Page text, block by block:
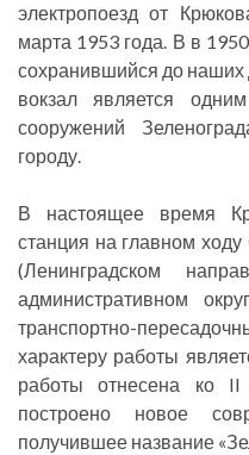
электропоезд от
марта 1953 года. В в
сохранившийся до наших
вокзал является
сооружений
городу.
В настоящее время
станция на главном
(Ленинградском
административном
транспортно-
характеру работы
работы отнесена ко
построено новое
получившее название